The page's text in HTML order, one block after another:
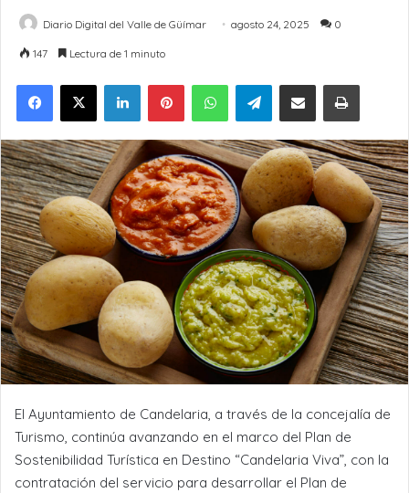
Diario Digital del Valle de Güímar agosto 24, 2025 0
147 Lectura de 1 minuto
LinkedInPinterestWhatsAppTelegramCompartir por Email Imprimir
El Ayuntamiento de Candelaria, a través de la concejalía de
Turismo, continúa avanzando en el marco del Plan de
Sostenibilidad Turística en Destino “Candelaria Viva”, con la
contratación del servicio para desarrollar el Plan de